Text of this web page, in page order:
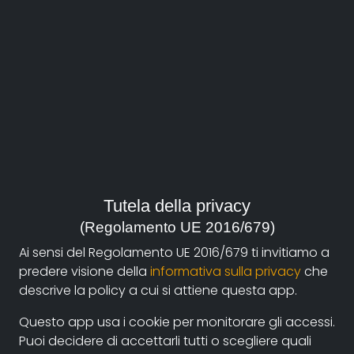
L'ultima popstar
Bio
Sceneggiatore e regista classe 1977.
Civica di Milano, inizia la sua esperienza nel cinema;
nel 2009 è stato autore diEra la città dei cinema
Tutela della privacy
(Regolamento UE 2016/679)
Ai sensi del Regolamento UE 2016/679 ti invitiamo a
predere visione della informativa sulla privacyche
descrive la policy a cui si attiene questa app.
Questo app usa i cookie per monitorare gli accessi.
Puoi decidere di accettarli tutti o scegliere quali